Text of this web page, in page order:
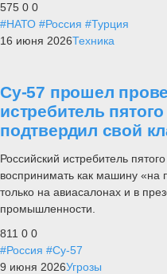
575 0 0
#НАТО #Россия #Турция
16 июня 2026Техника
Су-57 прошел
истребитель
подтвердил свой
Российский истребитель
воспринимать как машину «на
только на авиасалонах и в
промышленности.
811 0 0
#Россия #Су-57
9 июня 2026Угрозы